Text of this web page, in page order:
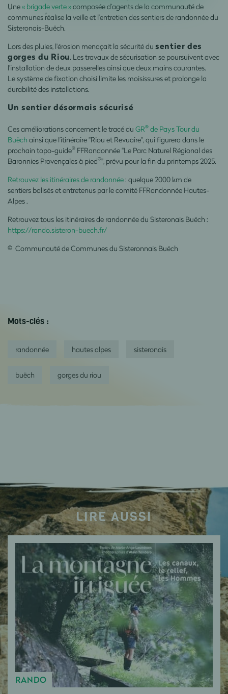
Une« brigade verte »composée d’agents de la communauté de
communes réalise la veille et l’entretien des sentiers de randonnée du
Sisteronais-Buëch.
Lors des pluies, l'érosion menaçait la sécurité du sentier des
gorges du Riou. Les travaux de sécurisation se poursuivent avec
l'installation de deux passerelles ainsi que deux mains courantes.
Le système de fixation choisi limite les moisissures et prolonge la
durabilité des installations.
Un sentier désormais sécurisé
Ces améliorations concernent le tracé du GR® de Pays Tour du
Buëch ainsi que l’itinéraire "Riou et Revuaire", qui figurera dans le
prochain topo-guide® FFRandonnée "Le Parc Naturel Régional des
Baronnies Provençales à pied®", prévu pour la fin du printemps 2025.
Retrouvez les itinéraires de randonnée: quelque 2000 km de
sentiers balisés et entretenus par le comité FFRandonnée Hautes-
Alpes.
Retrouvez tous les itinéraires de randonnée du Sisteronais Buëch :
https://rando.sisteron-buech.fr/
© Communauté de Communes du Sisteronnais Buëch
Mots-clés :
randonnée hautes alpes sisteronais
buëch gorges du riou
LIRE AUSSI
RANDO